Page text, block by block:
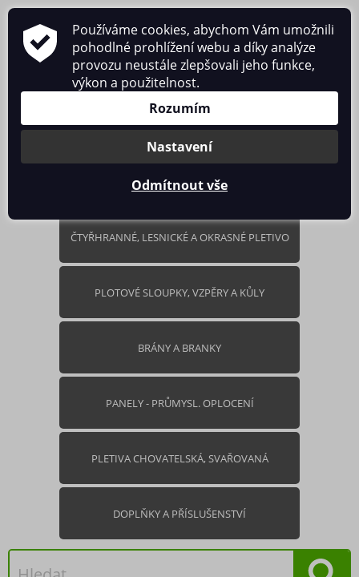
ČTYŘHRANNÉ, LESNICKÉ A OKRASNÉ PLETIVO
PLOTOVÉ SLOUPKY, VZPĚRY A KŮLY
BRÁNY A BRANKY
PANELY - PRŮMYSL. OPLOCENÍ
PLETIVA CHOVATELSKÁ, SVAŘOVANÁ
DOPLŇKY A PŘÍSLUŠENSTVÍ
Používáme cookies, abychom Vám umožnili
pohodlné prohlížení webu a díky analýze
provozu neustále zlepšovali jeho funkce,
výkon a použitelnost.
Rozumím
Nastavení
Odmítnout vše